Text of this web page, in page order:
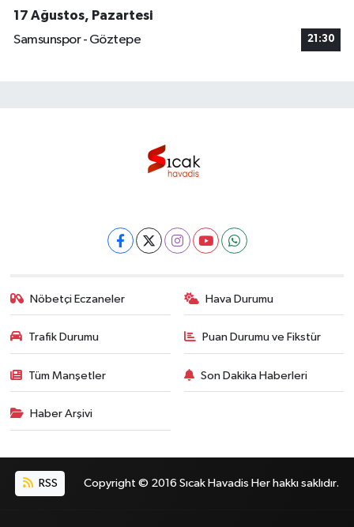
17 Ağustos, Pazartesi
Samsunspor - Göztepe
21:30
Nöbetçi Eczaneler Hava Durumu
Trafik Durumu Puan Durumu ve Fikstür
Tüm Manşetler Son Dakika Haberleri
Haber Arşivi
RSS Copyright © 2016 Sıcak Havadis Her hakkı saklıdır.